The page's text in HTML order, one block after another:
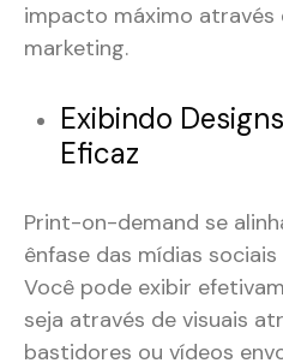
impacto máximo
marketing.
Exibindo
Eficaz
Print-on-demand se
ênfase das mídias
Você pode exibir
seja através de visuais
bastidores ou vídeos